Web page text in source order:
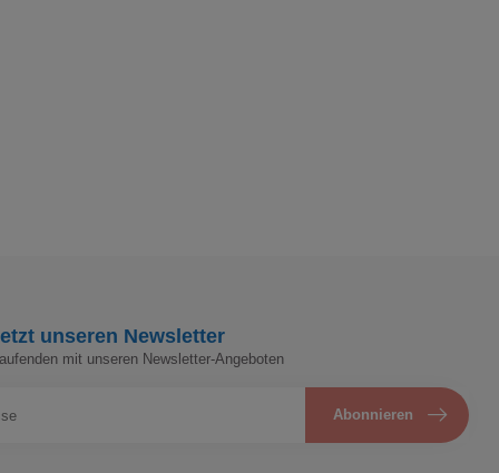
unseren Newsletter
mit unseren Newsletter-Angeboten
Abonnieren